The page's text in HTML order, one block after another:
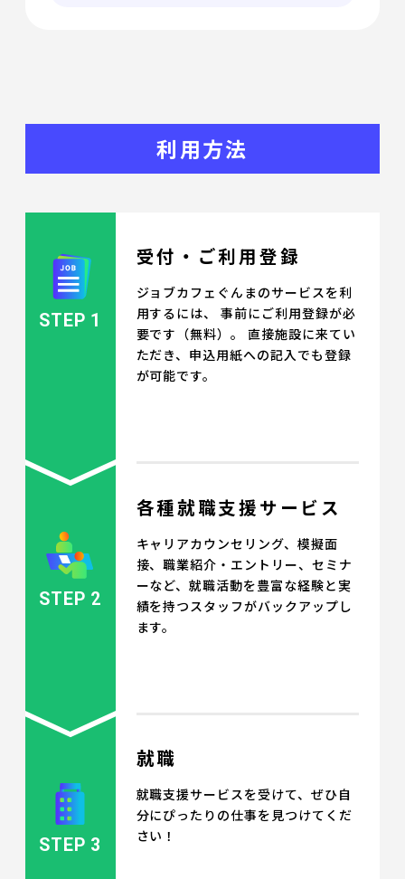
利用方法
STEP 1
受付・ご利用登録
ジョブカフェぐんまのサービスを利
用するには、 事前にご利用登録が必
要です（無料）。 直接施設に来てい
ただき、申込用紙への記入でも登録
が可能です。
STEP 2
各種就職支援サービス
キャリアカウンセリング、模擬面
接、職業紹介・エントリー、セミナ
ーなど、就職活動を豊富な経験と実
績を持つスタッフがバックアップし
ます。
STEP 3
就職
就職支援サービスを受けて、ぜひ自
分にぴったりの仕事を見つけてくだ
さい！